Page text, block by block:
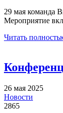
29 мая команда
Мероприятие
Читать
26 мая 2025
Новости
2865